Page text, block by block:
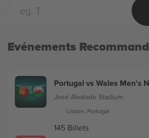
Evénements
Portugal vs Wales Men's
José Alvalade Stadium
Lisbon, Portugal
145 Billets